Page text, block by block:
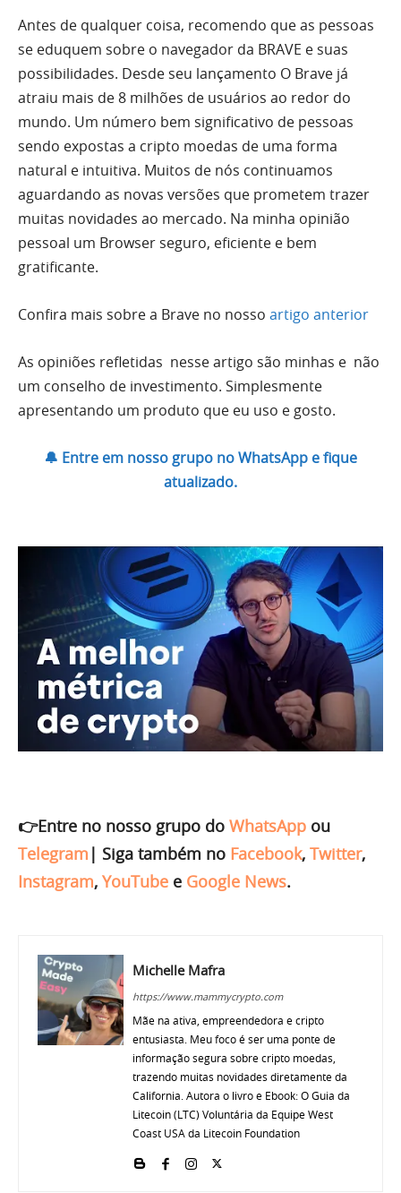
Antes de qualquer coisa, recomendo que as pessoas
se eduquem sobre o navegador da BRAVE e suas
possibilidades. Desde seu lançamento O Brave já
atraiu mais de 8 milhões de usuários ao redor do
mundo. Um número bem significativo de pessoas
sendo expostas a cripto moedas de uma forma
natural e intuitiva. Muitos de nós continuamos
aguardando as novas versões que prometem trazer
muitas novidades ao mercado. Na minha opinião
pessoal um Browser seguro, eficiente e bem
gratificante.
Confira mais sobre a Brave no nosso artigo anterior
As opiniões refletidas nesse artigo são minhas e não
um conselho de investimento. Simplesmente
apresentando um produto que eu uso e gosto.
🔔 Entre em nosso grupo no WhatsApp e fique
atualizado.
👉Entre no nosso grupo do WhatsApp ou
Telegram | Siga também no Facebook, Twitter,
Instagram, YouTube e Google News.
Michelle Mafra
https://www.mammycrypto.com
Mãe na ativa, empreendedora e cripto
entusiasta. Meu foco é ser uma ponte de
informação segura sobre cripto moedas,
trazendo muitas novidades diretamente da
California. Autora o livro e Ebook: O Guia da
Litecoin (LTC) Voluntária da Equipe West
Coast USA da Litecoin Foundation